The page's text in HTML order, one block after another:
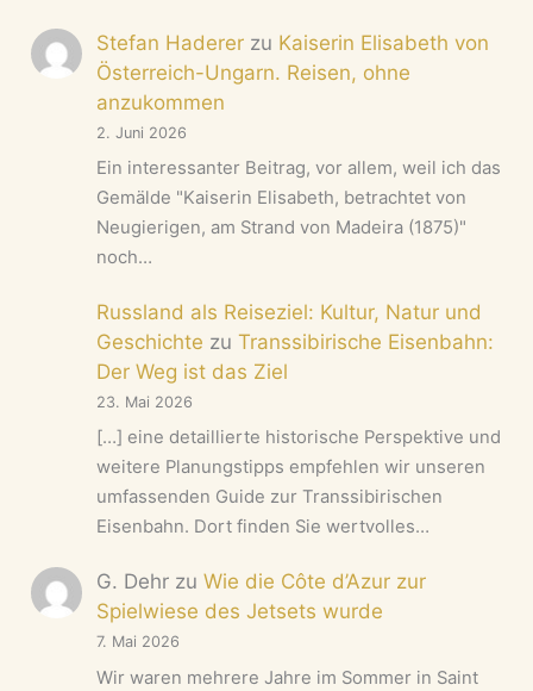
Stefan Haderer zu Kaiserin Elisabeth von
Österreich-Ungarn. Reisen, ohne
anzukommen
2. Juni 2026
Ein interessanter Beitrag, vor allem, weil ich das
Gemälde "Kaiserin Elisabeth, betrachtet von
Neugierigen, am Strand von Madeira (1875)"
noch…
Russland als Reiseziel: Kultur, Natur und
Geschichte zuTranssibirische Eisenbahn:
Der Weg ist das Ziel
23. Mai 2026
[…] eine detaillierte historische Perspektive und
weitere Planungstipps empfehlen wir unseren
umfassenden Guide zur Transsibirischen
Eisenbahn. Dort finden Sie wertvolles…
G. Dehr zuWie die Côte d’Azur zur
Spielwiese des Jetsets wurde
7. Mai 2026
Wir waren mehrere Jahre im Sommer in Saint